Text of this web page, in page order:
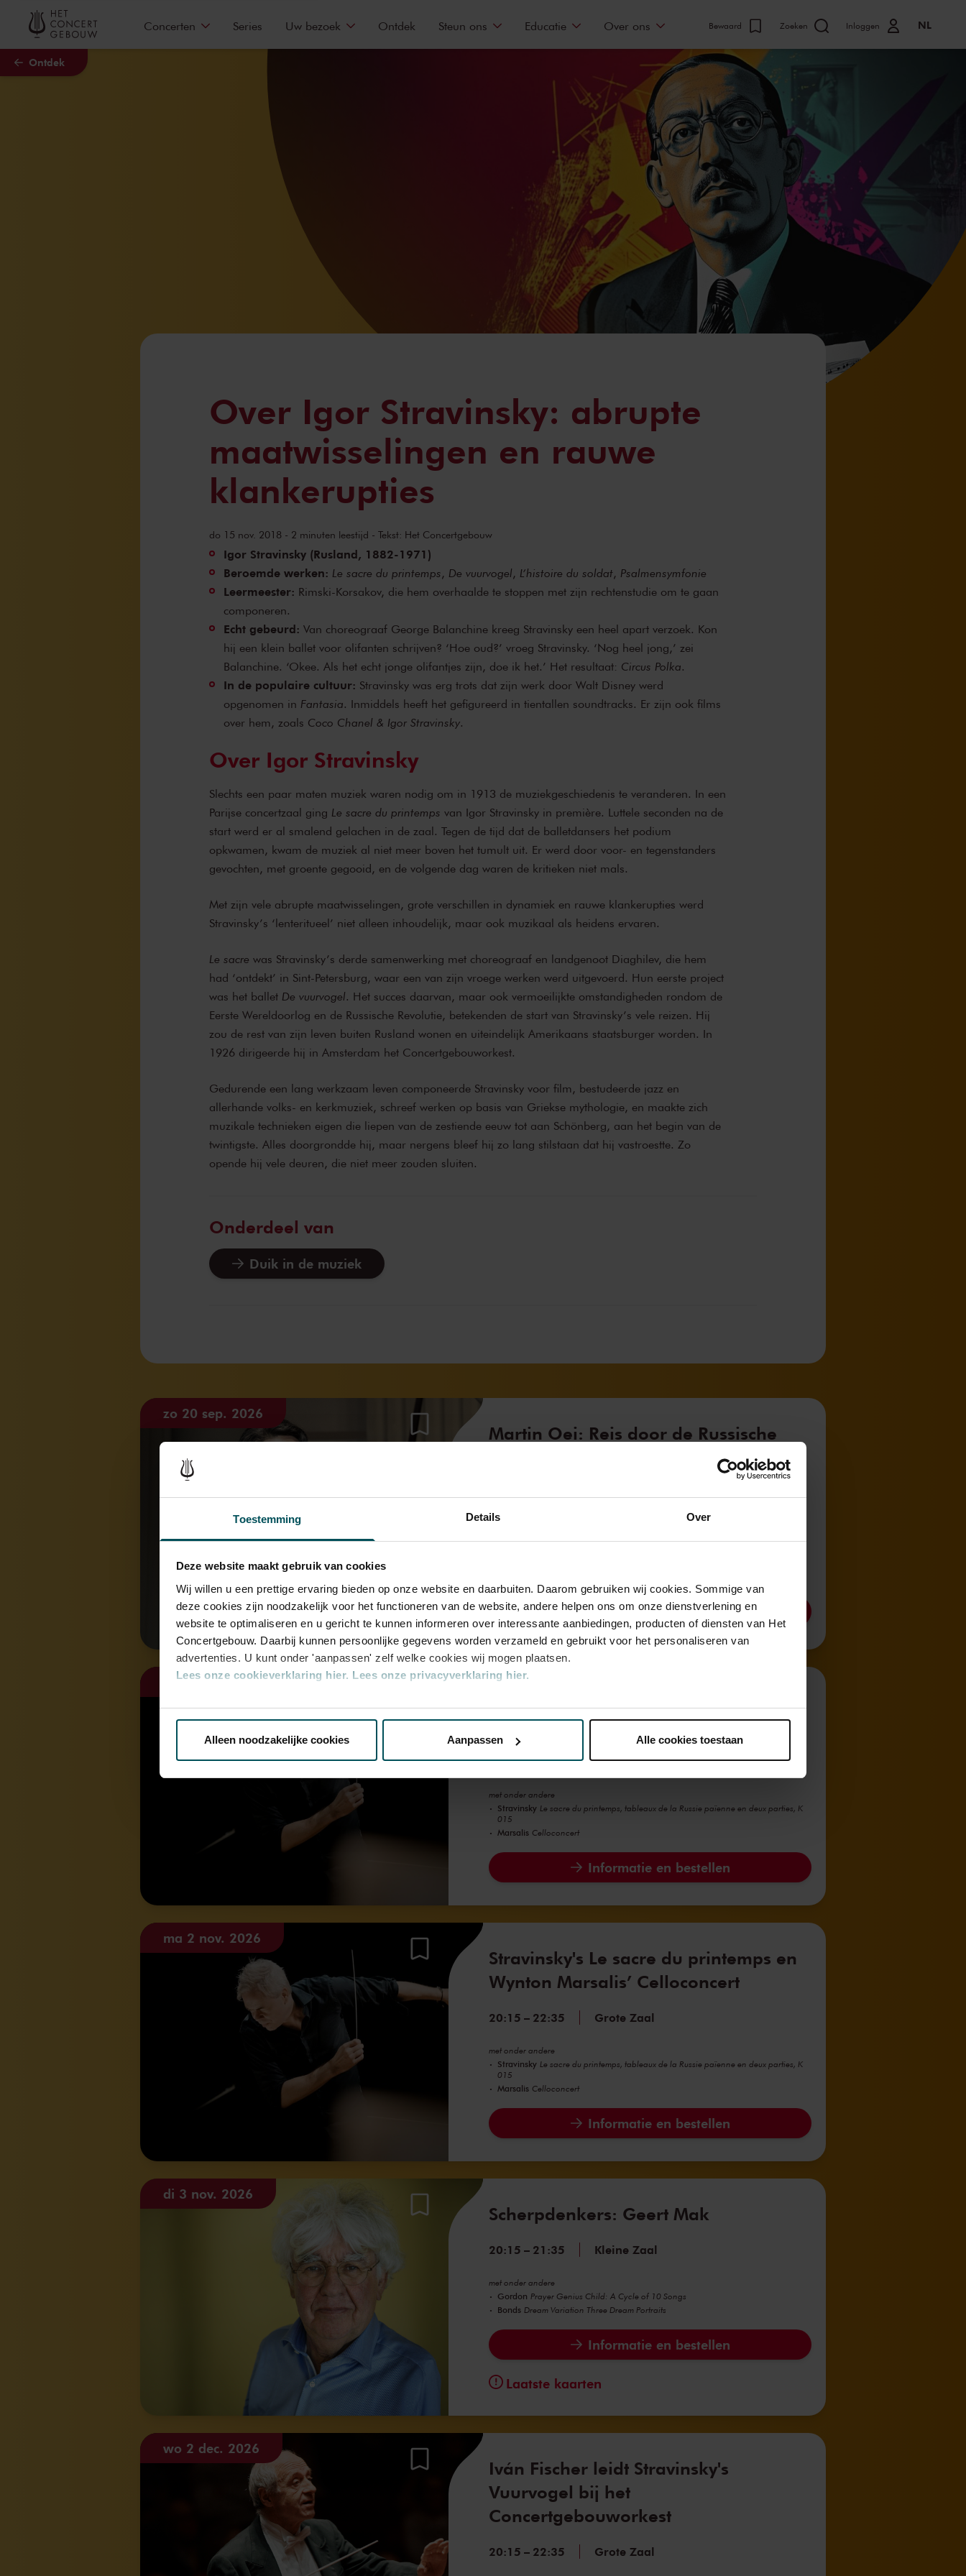
Toestemming Details Over
Deze website maakt gebruik van cookies
Wij willen u een prettige ervaring bieden op onze website en daarbuiten. Daarom gebruiken wij cookies. Sommige van
deze cookies zijn noodzakelijk voor het functioneren van de website, andere helpen ons om onze dienstverlening en
website te optimaliseren en u gericht te kunnen informeren over interessante aanbiedingen, producten of diensten van Het
Concertgebouw. Daarbij kunnen persoonlijke gegevens worden verzameld en gebruikt voor het personaliseren van
advertenties. U kunt onder 'aanpassen' zelf welke cookies wij mogen plaatsen.
Lees onze cookieverklaring hier. Lees onze privacyverklaring hier.
Via decookieverklaringop onze website kunt u uw toestemming op elk moment wijzigen of intrekken.
We werken samen met32 derdendie uw gegevens kunnen ontvangen en verwerken.
Alleen noodzakelijke cookies Aanpassen Alle cookies toestaan
Naar hoofdcontent
Ontdek
Concerten Series Uw bezoek Ontdek Steun ons Educatie Over ons Bewaard Zoeken Inloggen NL
Over Igor Stravinsky: abrupte
maatwisselingen en rauwe
klankerupties
do 15 nov. 2018 - 2 minuten leestijd - Tekst: Het Concertgebouw
Igor Stravinsky (Rusland, 1882-1971)
Beroemde werken: Le sacre du printemps, De vuurvogel, L’histoire du soldat, Psalmensymfonie
Leermeester: Rimski-Korsakov, die hem overhaalde te stoppen met zijn rechtenstudie om te gaan
componeren.
Echt gebeurd: Van choreograaf George Balanchine kreeg Stravinsky een heel apart verzoek. Kon
hij een klein ballet voor olifanten schrijven? ‘Hoe oud?’ vroeg Stravinsky. ‘Nog heel jong,’ zei
Balanchine. ‘Okee. Als het echt jonge olifantjes zijn, doe ik het.’ Het resultaat: Circus Polka.
In de populaire cultuur: Stravinsky was erg trots dat zijn werk door Walt Disney werd
opgenomen in Fantasia. Inmiddels heeft het gefigureerd in tientallen soundtracks. Er zijn ook films
over hem, zoals Coco Chanel & Igor Stravinsky.
Over Igor Stravinsky
Slechts een paar maten muziek waren nodig om in 1913 de muziekgeschiedenis te veranderen. In een
Parijse concertzaal ging Le sacre du printemps van Igor Stravinsky in première. Luttele seconden na de
start werd er al smalend gelachen in de zaal. Tegen de tijd dat de balletdansers het podium
opkwamen, kwam de muziek al niet meer boven het tumult uit. Er werd door voor- en tegenstanders
gevochten, met groente gegooid, en de volgende dag waren de kritieken niet mals.
Met zijn vele abrupte maatwisselingen, grote verschillen in dynamiek en rauwe klankerupties werd
Stravinsky’s ‘lenteritueel’ niet alleen inhoudelijk, maar ook muzikaal als heidens ervaren.
Le sacre was Stravinsky’s derde samenwerking met choreograaf en landgenoot Diaghilev, die hem
had ‘ontdekt’ in Sint-Petersburg, waar een van zijn vroege werken werd uitgevoerd. Hun eerste project
was het ballet De vuurvogel. Het succes daarvan, maar ook vermoeilijkte omstandigheden rondom de
Eerste Wereldoorlog en de Russische Revolutie, betekenden de start van Stravinsky’s vele reizen. Hij
zou de rest van zijn leven buiten Rusland wonen en uiteindelijk Amerikaans staatsburger worden. In
1926 dirigeerde hij in Amsterdam het Concertgebouworkest.
Gedurende een lang werkzaam leven componeerde Stravinsky voor film, bestudeerde jazz en
allerhande volks- en kerkmuziek, schreef werken op basis van Griekse mythologie, en maakte zich
muzikale technieken eigen die liepen van de zestiende eeuw tot aan Schönberg, aan het begin van de
twintigste. Alles doorgrondde hij, maar nergens bleef hij zo lang stilstaan dat hij vastroestte. Zo
opende hij vele deuren, die niet meer zouden sluiten.
Onderdeel van
Duik in de muziek
Martin Oei: Reis door de Russische
pianoschool van Balakirev tot
14:15
Informatie en bestellen
zo 20 sep. 2026
Stravinsky's Le sacre du printemps en
Wynton Marsalis’ Celloconcert
20:15–22:35 Grote Zaal
met onder andere
Stravinsky Le sacre du printemps, tableaux de la Russie païenne en deux parties, K
015
Marsalis Celloconcert
Informatie en bestellen
za 31 okt. 2026
Stravinsky's Le sacre du printemps en
Wynton Marsalis’ Celloconcert
20:15 – 22:35 Grote Zaal
met onder andere
Stravinsky Le sacre du printemps, tableaux de la Russie païenne en deux parties, K
015
Marsalis Celloconcert
Informatie en bestellen
ma 2 nov. 2026
Scherpdenkers: Geert Mak
20:15 – 21:35 Kleine Zaal
met onder andere
Gordon Prayer Genius Child: A Cycle of 10 Songs
Bonds Dream Variation Three Dream Portraits
Informatie en bestellen
Laatste kaarten
di 3 nov. 2026
Iván Fischer leidt Stravinsky's
Vuurvogel bij het
Concertgebouworkest
20:15 – 22:35 Grote Zaal
wo 2 dec. 2026